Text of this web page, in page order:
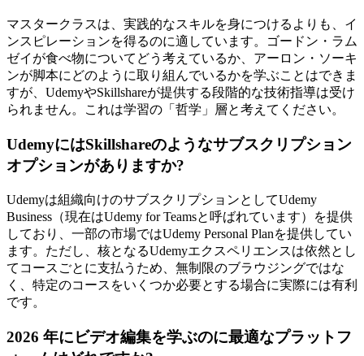
マスタークラスは、実践的なスキルを身につけるよりも、イ
ンスピレーションを得るのに適しています。ゴードン・ラム
ゼイが食べ物についてどう考えているか、アーロン・ソーキ
ンが脚本にどのように取り組んでいるかを学ぶことはできま
すが、UdemyやSkillshareが提供する段階的な技術指導は受け
られません。これは学習の「哲学」層と考えてください。
UdemyにはSkillshareのようなサブスクリプション
オプションがありますか?
Udemyは組織向けのサブスクリプションとしてUdemy
Business（現在はUdemy for Teamsと呼ばれています）を提供
しており、一部の市場ではUdemy Personal Planを提供してい
ます。ただし、核となるUdemyエクスペリエンスは依然とし
てコースごとに支払うため、無制限のブラウジングではな
く、特定のコースをいくつか必要とする場合に実際には有利
です。
2026 年にビデオ編集を学ぶのに最適なプラットフ